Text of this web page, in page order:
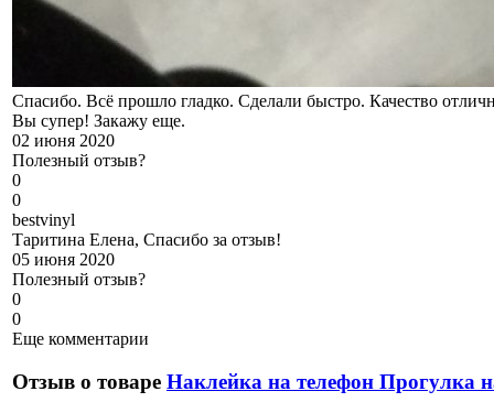
Спасибо. Всё прошло гладко. Сделали быстро. Качество
Вы супер! Закажу еще.
02 июня 2020
Полезный отзыв?
0
0
bestvinyl
Таритина Елена, Спасибо за отзыв!
05 июня 2020
Полезный отзыв?
0
0
Еще комментарии
Отзыв о товаре Наклейка на телефон Прогулка